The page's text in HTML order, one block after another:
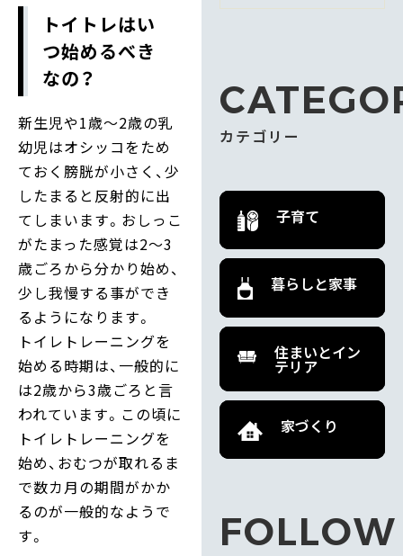
トイトレはい
つ始めるべき
なの？
新生児や1歳～2歳の乳
幼児はオシッコをため
ておく膀胱が小さく、少
したまると反射的に出
てしまいます。おしっこ
がたまった感覚は2～3
歳ごろから分かり始め、
少し我慢する事ができ
るようになります。
トイレトレーニングを
始める時期は、一般的に
は2歳から3歳ごろと言
われています。この頃に
トイレトレーニングを
始め、おむつが取れるま
で数カ月の期間がかか
るのが一般的なようで
す。
カテゴリー
子育て
暮らしと家事
住まいとイン
テリア
家づくり
FOLLOW